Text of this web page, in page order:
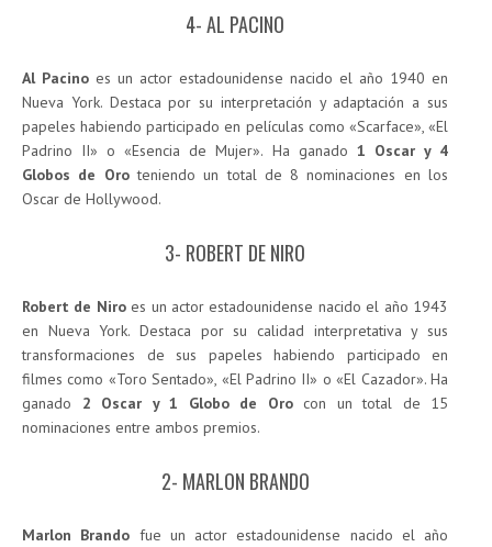
4- AL PACINO
Al Pacino es un actor estadounidense nacido el año 1940 en
Nueva York. Destaca por su interpretación y adaptación a sus
papeles habiendo participado en películas como «Scarface», «El
Padrino II» o «Esencia de Mujer». Ha ganado 1 Oscar y 4
Globos de Oroteniendo un total de 8 nominaciones en los
Oscar de Hollywood.
3- ROBERT DE NIRO
Robert de Niroes un actor estadounidense nacido el año 1943
en Nueva York. Destaca por su calidad interpretativa y sus
transformaciones de sus papeles habiendo participado en
filmes como «Toro Sentado», «El Padrino II» o «El Cazador». Ha
ganado 2 Oscar y 1 Globo de Orocon un total de 15
nominaciones entre ambos premios.
2- MARLON BRANDO
Marlon Brando fue un actor estadounidense nacido el año